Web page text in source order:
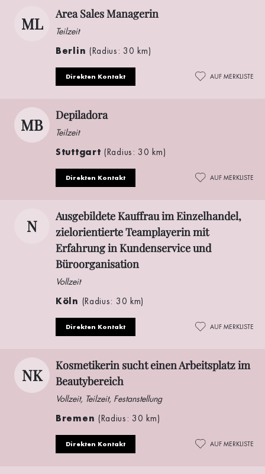
ML
Area Sales Managerin
Teilzeit
Berlin (Radius: 30 km)
Direkten Kontakt AUF MERKLISTE
MB
Depiladora
Teilzeit
Stuttgart (Radius: 30 km)
Direkten Kontakt AUF MERKLISTE
N
Ausgebildete Kauffrau im Einzelhandel,
zielorientierte Teamplayerin mit
Erfahrung in Kundenservice und
Büroorganisation
Vollzeit
Köln (Radius: 30 km)
Direkten Kontakt AUF MERKLISTE
NK
Kosmetikerin sucht einen Arbeitsplatz im
Beautybereich
Vollzeit, Teilzeit, Festanstellung
Bremen (Radius: 30 km)
Direkten Kontakt AUF MERKLISTE